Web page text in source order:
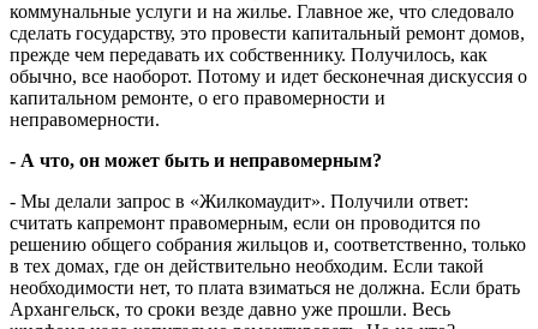
коммунальные услуги и на жилье. Главное же, что следовало
сделать государству, это провести капитальный ремонт домов,
прежде чем передавать их собственнику. Получилось, как
обычно, все наоборот. Потому и идет бесконечная дискуссия о
капитальном ремонте, о его правомерности и
неправомерности.
- А что, он может быть и неправомерным?
- Мы делали запрос в «Жилкомаудит». Получили ответ:
считать капремонт правомерным, если он проводится по
решению общего собрания жильцов и, соответственно, только
в тех домах, где он действительно необходим. Если такой
необходимости нет, то плата взиматься не должна. Если брать
Архангельск, то сроки везде давно уже прошли. Весь